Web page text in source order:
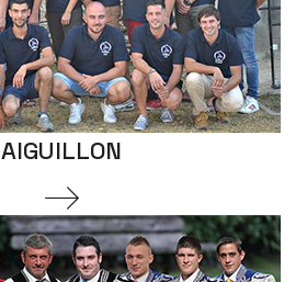
AIGUILLON